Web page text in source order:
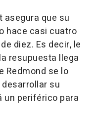
asegura que su
hace casi cuatro
diez. Es decir, le
resupuesta llega
Redmond se lo
su
un periférico para